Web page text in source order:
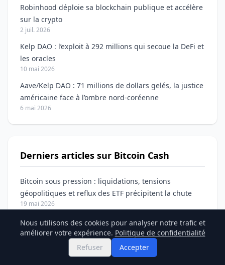
Robinhood déploie sa blockchain publique et accélère
sur la crypto
2 juil. 2026
Kelp DAO : l’exploit à 292 millions qui secoue la DeFi et
les oracles
10 mai 2026
Aave/Kelp DAO : 71 millions de dollars gelés, la justice
américaine face à l’ombre nord-coréenne
6 mai 2026
Derniers articles sur Bitcoin Cash
Bitcoin sous pression : liquidations, tensions
géopolitiques et reflux des ETF précipitent la chute
19 mai 2026
Partagez Chainlink vs Bitcoin Cash
Nous utilisons des cookies pour analyser notre trafic et
améliorer votre expérience. Politique de confidentialité
Refuser
Accepter